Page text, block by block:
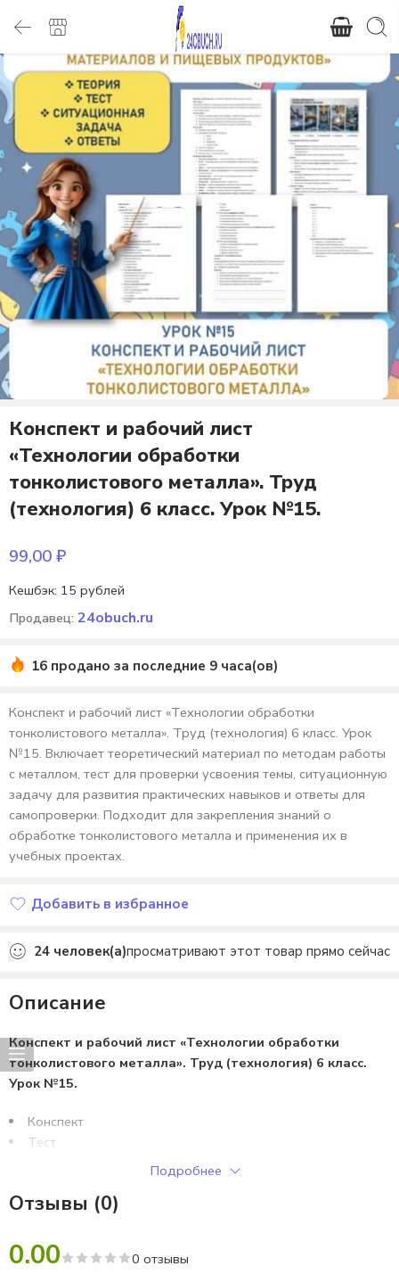
Конспект и рабочий лист
«Технологии обработки
тонколистового металла». Труд
(технология) 6 класс. Урок №15.
99,00₽
Кешбэк: 15 рублей
Продавец: 24obuch.ru
16 продано за последние 9 часа(ов)
Конспект и рабочий лист «Технологии обработки
тонколистового металла». Труд (технология) 6 класс. Урок
№15. Включает теоретический материал по методам работы
с металлом, тест для проверки усвоения темы, ситуационную
задачу для развития практических навыков и ответы для
самопроверки. Подходит для закрепления знаний о
обработке тонколистового металла и применения их в
учебных проектах.
Добавить в избранное
24 человек(а)просматривают этот товар прямо сейчас
Описание
Конспект и рабочий лист «Технологии обработки
тонколистового металла». Труд (технология) 6 класс.
Урок №15.
Конспект
Тест
Ситуационная задачаПодробнее
Отзывы (0)
0.00 0 отзывы